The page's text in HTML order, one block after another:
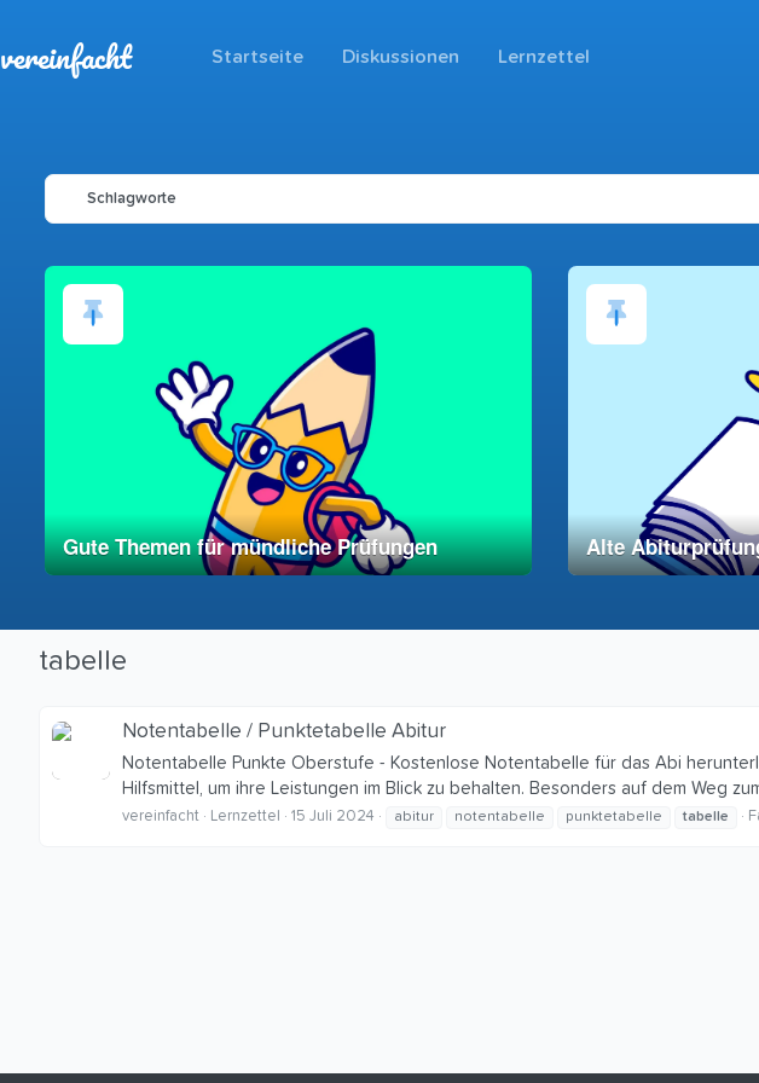
vereinfacht Startseite Diskussionen Lernzettel
Schlagworte
Gute Themen für mündliche Prüfungen Alte
tabelle
Notentabelle / Punktetabelle Abitur
Notentabelle Punkte Oberstufe - Kostenlose Notentabelle für das Abi
Hilfsmittel, um ihre Leistungen im Blick zu behalten. Besonders auf dem Weg
vereinfacht Lernzettel 15 Juli 2024 abitur notentabelle punktetabelle tabelle